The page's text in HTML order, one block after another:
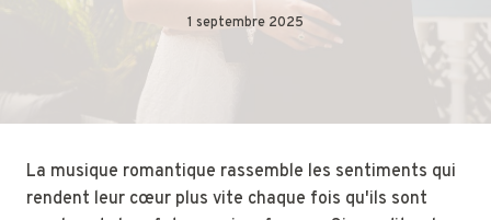
1 septembre 2025
La musique romantique rassemble les sentiments qui
rendent leur cœur plus vite chaque fois qu'ils sont